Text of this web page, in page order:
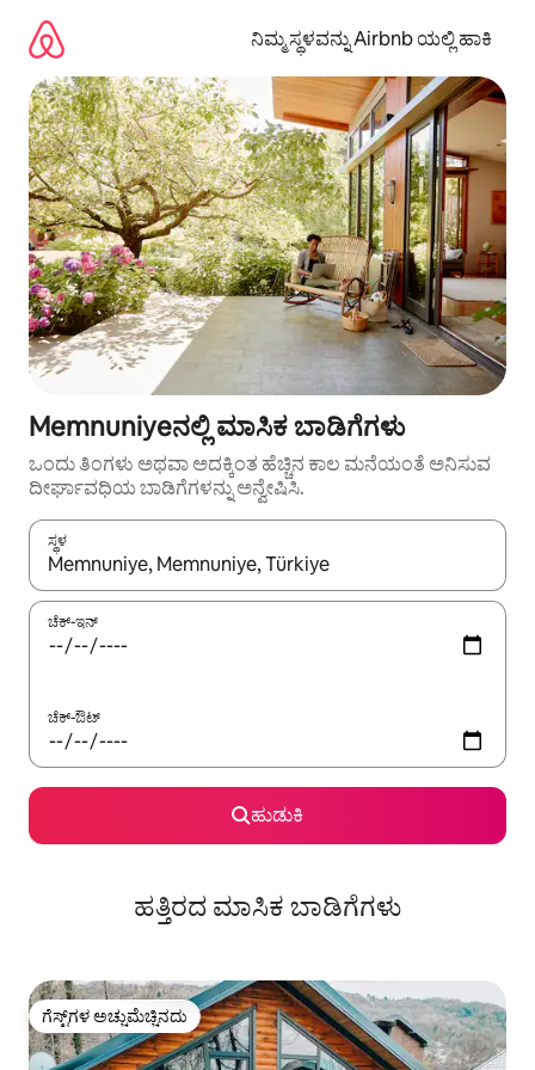
ಹೋಗಿ
ನಿಮ್ಮ ಸ್ಥಳವನ್ನು Airbnb ಯಲ್ಲಿ ಹಾಕಿ
Memnuniyeನಲ್ಲಿ ಮಾಸಿಕ ಬಾಡಿಗೆಗಳು
ಒಂದು ತಿಂಗಳು ಅಥವಾ ಅದಕ್ಕಿಂತ ಹೆಚ್ಚಿನ ಕಾಲ ಮನೆಯಂತೆ ಅನಿಸುವ
ದೀರ್ಘಾವಧಿಯ ಬಾಡಿಗೆಗಳನ್ನು ಅನ್ವೇಷಿಸಿ.
ಸ್ಥಳ
ಫಲಿತಾಂಶಗಳು ಲಭ್ಯವಿರುವಾಗ, ಅಪ್ ಮತ್ತು ಡೌನ್ ಬಾಣದ ಕೀಲಿಗಳೊಂದಿಗೆ
ಚೆಕ್-ಇನ್
ಚೆಕ್-ಔಟ್
ಹುಡುಕಿ
ಹತ್ತಿರದ ಮಾಸಿಕ ಬಾಡಿಗೆಗಳು
ಗೆಸ್ಟ್‌ಗಳ ಅಚ್ಚುಮೆಚ್ಚಿನದು
ಗೆಸ್ಟ್‌ಗಳ ಅಚ್ಚುಮೆಚ್ಚಿನದು